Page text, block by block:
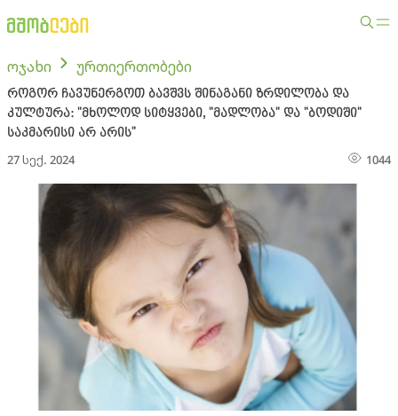
ოჯახი ურთიერთობები
როგორ ჩავუნერგოთ ბავშვს შინაგანი ზრდილობა და
კულტურა: "მხოლოდ სიტყვები, "მადლობა" და "ბოდიში"
საკმარისი არ არის"
27 სექ. 2024 1044